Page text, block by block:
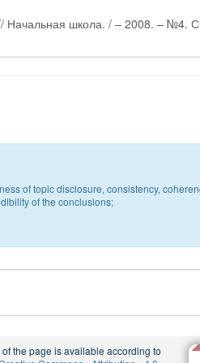
Начальная школа. / – 2008. – №4.
of topic disclosure, consistency,
of the conclusions;
the page is available according to